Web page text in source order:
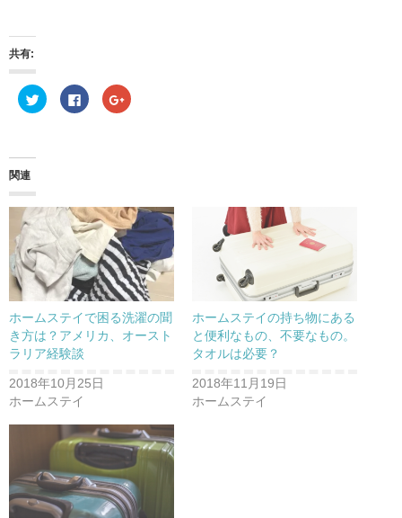
共有:
ク
リ
t
e
で
共
有
(
新
し
い
ウ
ィ
ン
ド
ウ
開
き
ま
す
F
a
有
す
る
に
は
ク
リ
ッ
ク
し
て
く
だ
さ
い
新
し
ン
ド
で
開
き
ま
ク
リ
l
e
+
で
共
有
(
新
し
い
ウ
ィ
ン
ド
関連
ホームステイで困る洗濯の聞
き方は？アメリカ、オースト
ラリア経験談
2018年10月25日
ホームステイ
ホームステイの持ち物にある
と便利なもの、不要なもの。
タオルは必要？
2018年11月19日
ホームステイ